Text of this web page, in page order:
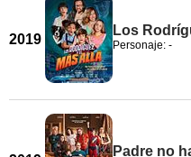
2019
Los
Personaje: -
Padre no